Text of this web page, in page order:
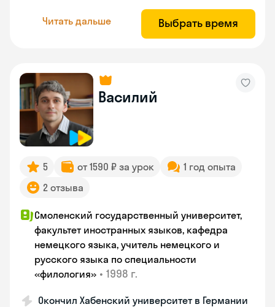
Читать дальше Выбрать время
Василий
5 от 1590 ₽ за урок
1 год опыта
2 отзыва
Смоленский государственный университет,
факультет иностранных языков, кафедра
немецкого языка, учитель немецкого и
русского языка по специальности
«филология» • 1998 г.
Окончил Хабенский университет в Германии